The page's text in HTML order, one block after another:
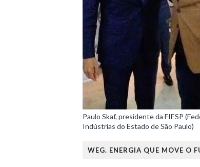
Paulo Skaf, presidente da FIESP
Indústrias do Estado de São Paulo)
WEG. ENERGIA QUE MOVE O